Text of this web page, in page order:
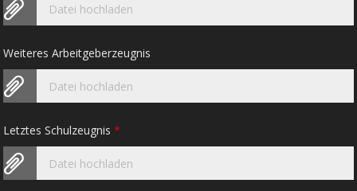
Datei hochladen
Weiteres Arbeitgeberzeugnis
Datei hochladen
Letztes Schulzeugnis*
Datei hochladen